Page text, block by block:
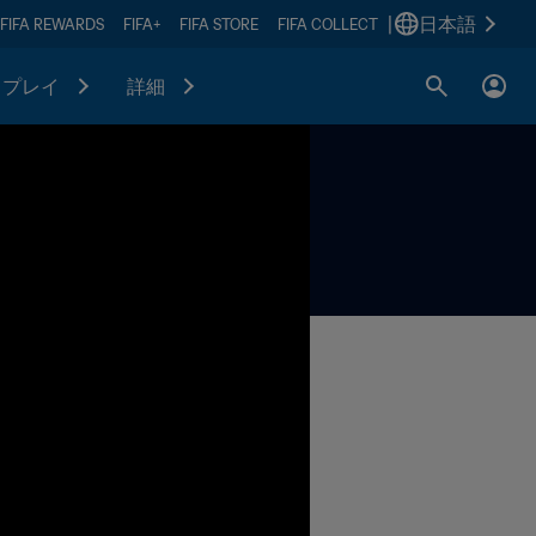
FIFA REWARDS FIFA+ FIFA STORE FIFA COLLECT 日本語
プレイ 詳細